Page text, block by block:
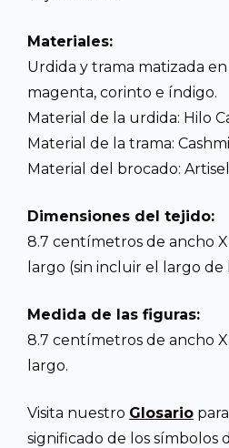
Materiales:
Urdida y trama matizada
magenta, corinto e índigo.
Material de la urdida: Hilo
Material de la trama:
Material del brocado:
Dimensiones del tejido:
8.7 centímetros de ancho
largo (sin incluir el largo de
Medida de las figuras:
8.7 centímetros de ancho
largo.
Visita nuestro Glosario
significado de los símbolos